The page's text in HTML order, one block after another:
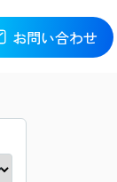
お問い合わせ